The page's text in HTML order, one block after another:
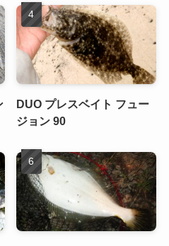
DUO プレスベイト フュー
ジョン 90